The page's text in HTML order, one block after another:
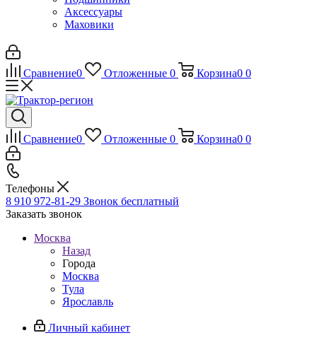
Аксессуары
Маховики
Сравнение0 Отложенные 0 Корзина0 0
Сравнение0 Отложенные 0 Корзина0 0
Телефоны
8 910 972-81-29 Звонок бесплатный
Заказать звонок
Москва
Назад
Города
Москва
Тула
Ярославль
Личный кабинет